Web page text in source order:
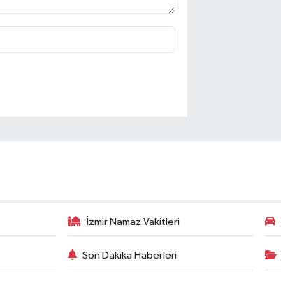
İzmir Namaz Vakitleri
Son Dakika Haberleri